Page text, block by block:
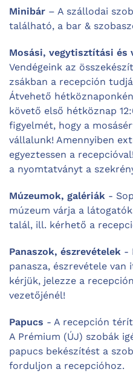
Minibár – A szállodai
található, a bar &
Mosási, vegytisztítási és
Vendégeink az
zsákban a recepción
Átvehető
követő első hétköznap
figyelmét, hogy a
vállalunk! Amennyiben
egyeztessen a
a nyomtatványt a
Múzeumok, galériák -
múzeum várja a
talál, ill. kérhető a
Panaszok, észrevételek -
panasza, észrevétele
kérjük, jelezze a
vezetőjénél!
Papucs - A recepción
A Prémium (ÚJ) szobák
papucs bekészítést a
forduljon a recepcióhoz.